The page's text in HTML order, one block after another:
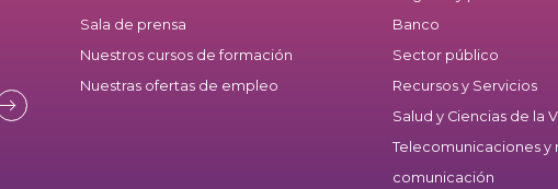
Sala de prensa
Nuestros cursos de formación
Nuestras ofertas de empleo
Banco
Sector público
Recursos y Servicios
Salud y Ciencias de la
Telecomunicaciones y
comunicación